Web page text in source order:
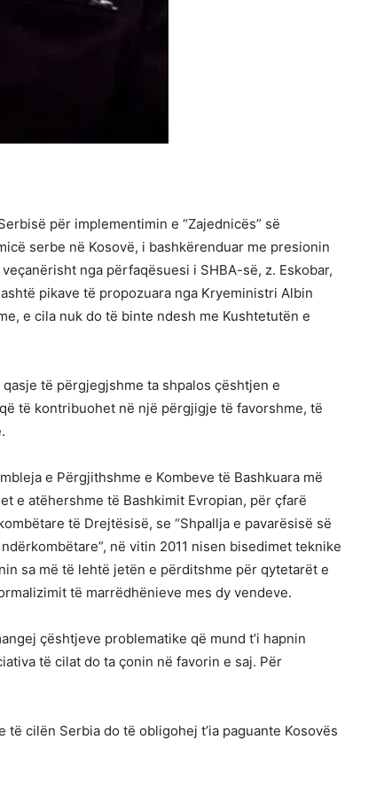
për implementimin e “Zajednicës” së
serbe në Kosovë, i bashkërenduar me presionin
nga përfaqësuesi i SHBA-së, z. Eskobar,
pikave të propozuara nga Kryeministri Albin
e cila nuk do të binte ndesh me Kushtetutën e
të përgjegjshme ta shpalos çështjen e
të kontribuohet në një përgjigje të favorshme, të
e Përgjithshme e Kombeve të Bashkuara më
e atëhershme të Bashkimit Evropian, për çfarë
të Drejtësisë, se “Shpallja e pavarësisë së
në vitin 2011 nisen bisedimet teknike
sa më të lehtë jetën e përditshme për qytetarët e
të marrëdhënieve mes dy vendeve.
çështjeve problematike që mund t’i hapnin
të cilat do ta çonin në favorin e saj. Për
cilën Serbia do të obligohej t’ia paguante Kosovës